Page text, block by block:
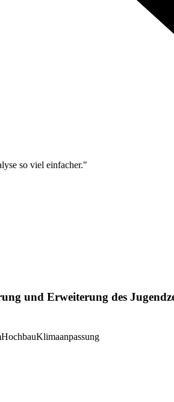
so viel einfacher."
und Erweiterung des
HochbauKlimaanpassung